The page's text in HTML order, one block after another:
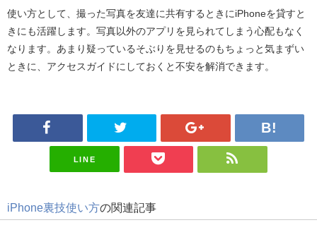
使い方として、撮った写真を友達に共有するときにiPhoneを貸すと
きにも活躍します。写真以外のアプリを見られてしまう心配もなく
なります。あまり疑っているそぶりを見せるのもちょっと気まずい
ときに、アクセスガイドにしておくと不安を解消できます。
LINE
iPhone裏技使い方の関連記事